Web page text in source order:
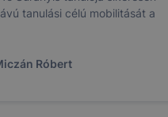
tanulási célú mobilitását a
Róbert
vagy
eltérően